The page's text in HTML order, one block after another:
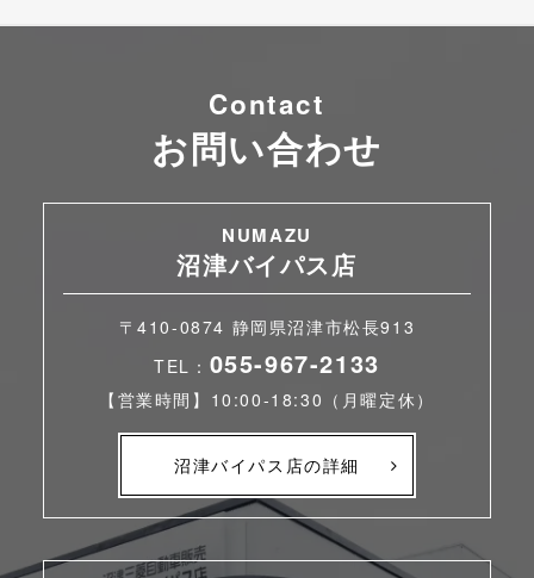
Contact
お問い合わせ
NUMAZU
沼津バイパス店
〒410-0874 静岡県沼津市松長913
TEL： 055-967-2133
【営業時間】10:00-18:30（月曜定休）
沼津バイパス店の詳細